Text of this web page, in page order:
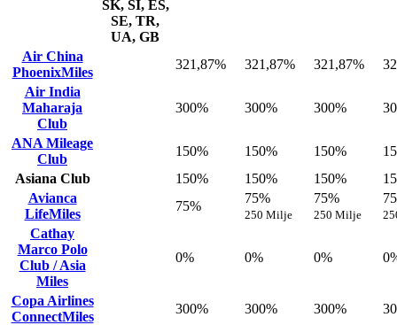
SK, SI, ES,
SE, TR,
UA, GB
Air China
PhoenixMiles
321,87% 321,87% 321,87%
Air India
Maharaja
Club
300% 300% 300%
ANA Mileage
Club
150% 150% 150%
Asiana Club
150% 150% 150%
Avianca
LifeMiles
75%
75%
250 Milje
75%
250 Milje
Cathay
Marco Polo
Club / Asia
Miles
0% 0% 0%
Copa Airlines
ConnectMiles
300% 300% 300%